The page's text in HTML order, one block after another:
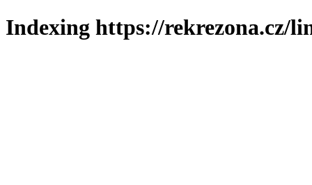
Indexing https://rekrezona.cz/